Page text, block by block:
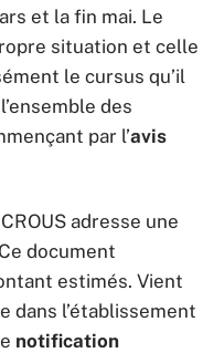
et la fin mai. Le
situation et celle
le cursus qu’il
des
par l’avis
adresse une
document
estimés. Vient
dans l’établissement
notification